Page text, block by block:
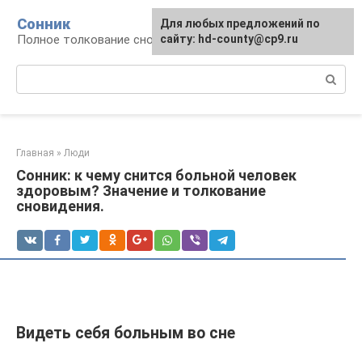
контенту
Сонник
Полное толкование снов
Главная » Люди
Сонник: к чему снится больной человек
здоровым? Значение и толкование
сновидения.
Видеть себя больным во сне
Для любых предложений по
сайту: hd-county@cp9.ru